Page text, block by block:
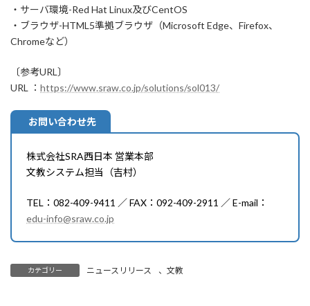
・サーバ環境-Red Hat Linux及びCentOS
・ブラウザ-HTML5準拠ブラウザ（Microsoft Edge、Firefox、
Chromeなど）
〔参考URL〕
URL ： https://www.sraw.co.jp/solutions/sol013/
お問い合わせ先
株式会社SRA西日本 営業本部
文教システム担当（吉村）
TEL：082-409-9411 ／ FAX：092-409-2911 ／ E-mail：
edu-info@sraw.co.jp
カテゴリー ニュースリリース 、 文教